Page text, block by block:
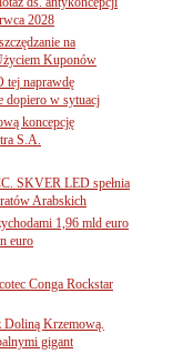
2028
na
Kuponów
tej naprawdę
dopiero w sytuacj
koncepcję
S.A.
SKVER LED spełnia
Arabskich
1,96 mld euro
euro
Conga Rockstar
Doliną Krzemową.
gigant